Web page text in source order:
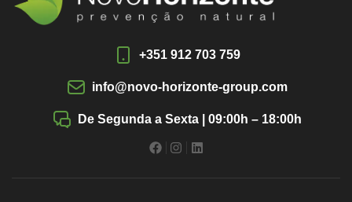
+351 912 703 759
info@novo-horizonte-group.com
De Segunda a Sexta | 09:00h – 18:00h